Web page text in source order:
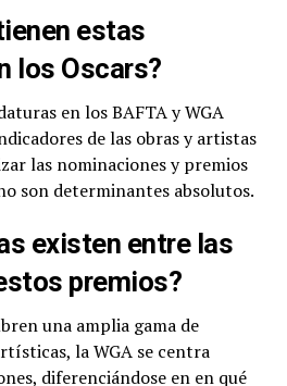
estas
los Oscars?
en los BAFTA y WGA
de las obras y artistas
las nominaciones y premios
son determinantes absolutos.
existen entre las
premios?
una amplia gama de
la WGA se centra
diferenciándose en en qué